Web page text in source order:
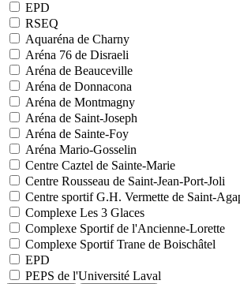
EPD
RSEQ
Aquaréna de Charny
Aréna 76 de Disraeli
Aréna de Beauceville
Aréna de Donnacona
Aréna de Montmagny
Aréna de Saint-Joseph
Aréna de Sainte-Foy
Aréna Mario-Gosselin
Centre Caztel de Sainte-Marie
Centre Rousseau de Saint-Jean-Port-Joli
Centre sportif G.H. Vermette de Saint-
Complexe Les 3 Glaces
Complexe Sportif de l'Ancienne-Lorette
Complexe Sportif Trane de Boischâtel
EPD
PEPS de l'Université Laval